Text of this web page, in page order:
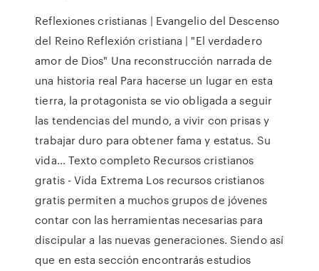
Reflexiones cristianas | Evangelio del Descenso
del Reino Reflexión cristiana | "El verdadero
amor de Dios" Una reconstrucción narrada de
una historia real Para hacerse un lugar en esta
tierra, la protagonista se vio obligada a seguir
las tendencias del mundo, a vivir con prisas y
trabajar duro para obtener fama y estatus. Su
vida… Texto completo Recursos cristianos
gratis - Vida Extrema Los recursos cristianos
gratis permiten a muchos grupos de jóvenes
contar con las herramientas necesarias para
discipular a las nuevas generaciones. Siendo así
que en esta sección encontrarás estudios